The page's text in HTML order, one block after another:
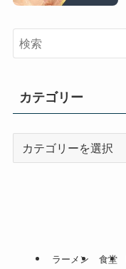
カテゴリー
ラーメン 食堂